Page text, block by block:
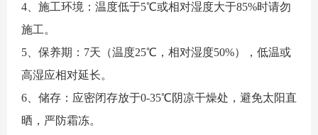
4、施工环境：温度低于5℃或相对湿度大于85%时请勿
施工。
5、保养期：7天（温度25℃，相对湿度50%），低温或
高湿应相对延长。
6、储存：应密闭存放于0-35℃阴凉干燥处，避免太阳直
晒，严防霜冻。